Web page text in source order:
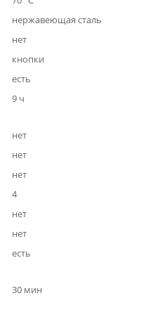
нержавеющая сталь
нет
кнопки
есть
9 ч
нет
нет
нет
4
нет
нет
есть
30 мин